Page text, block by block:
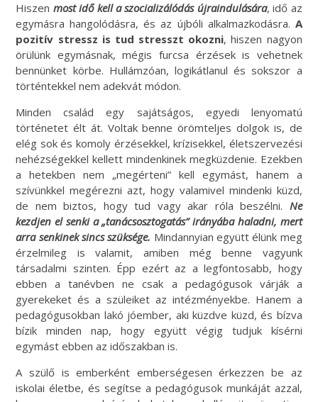
Hiszen most idő kell a szocializálódás újraindulására, idő az
egymásra hangolódásra, és az újbóli alkalmazkodásra. A
pozitív stressz is tud stresszt okozni, hiszen nagyon
örülünk egymásnak, mégis furcsa érzések is vehetnek
bennünket körbe. Hullámzóan, logikátlanul és sokszor a
történtekkel nem adekvát módon.
Minden család egy sajátságos, egyedi lenyomatú
történetet élt át. Voltak benne örömteljes dolgok is, de
elég sok és komoly érzésekkel, krízisekkel, életszervezési
nehézségekkel kellett mindenkinek megküzdenie. Ezekben
a hetekben nem „megérteni” kell egymást, hanem a
szívünkkel megérezni azt, hogy valamivel mindenki küzd,
de nem biztos, hogy tud vagy akar róla beszélni. Ne
kezdjen el senki a „tanácsosztogatás” irányába haladni, mert
arra senkinek sincs szüksége. Mindannyian együtt élünk meg
érzelmileg is valamit, amiben még benne vagyunk
társadalmi szinten. Épp ezért az a legfontosabb, hogy
ebben a tanévben ne csak a pedagógusok várják a
gyerekeket és a szüleiket az intézményekbe. Hanem a
pedagógusokban lakó jóember, aki küzdve küzd, és bízva
bízik minden nap, hogy együtt végig tudjuk kísérni
egymást ebben az időszakban is.
A szülő is emberként emberségesen érkezzen be az
iskolai életbe, és segítse a pedagógusok munkáját azzal,